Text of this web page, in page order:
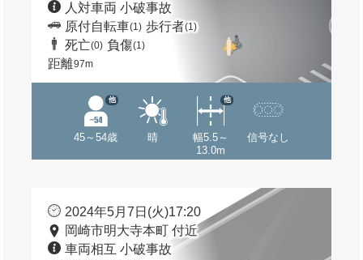
人対車両 小破事故
原付自転車(1) 歩行者(1)
死亡(0) 負傷(1)
距離97m
45～54歳
他
晴
幅5.5～
13.0m
他
信号なし
2024年5月7日(火)17:20
岡崎市明大寺本町 付近
車両相互 小破事故